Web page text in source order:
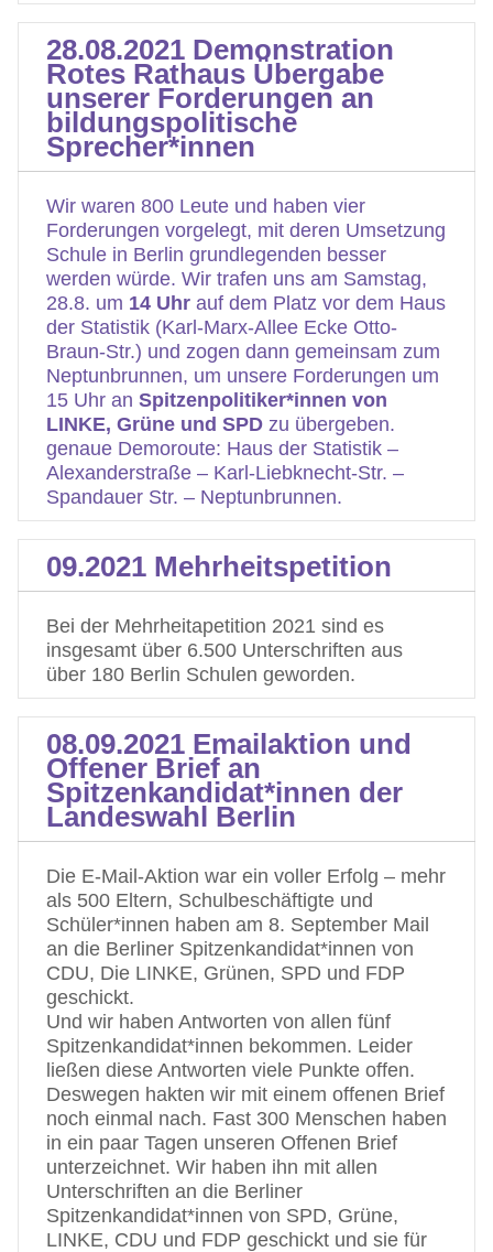
28.08.2021 Demonstration
Rotes Rathaus Übergabe
unserer Forderungen an
bildungspolitische
Sprecher*innen
Wir waren 800 Leute und haben vier
Forderungen vorgelegt, mit deren Umsetzung
Schule in Berlin grundlegenden besser
werden würde. Wir trafen uns am Samstag,
28.8. um 14 Uhr auf dem Platz vor dem Haus
der Statistik (Karl-Marx-Allee Ecke Otto-
Braun-Str.) und zogen dann gemeinsam zum
Neptunbrunnen, um unsere Forderungen um
15 Uhr an Spitzenpolitiker*innen von
LINKE, Grüne und SPD zu übergeben.
genaue Demoroute: Haus der Statistik –
Alexanderstraße – Karl-Liebknecht-Str. –
Spandauer Str. – Neptunbrunnen.
09.2021 Mehrheitspetition
Bei der Mehrheitapetition 2021 sind es
insgesamt über 6.500 Unterschriften aus
über 180 Berlin Schulen geworden.
08.09.2021 Emailaktion und
Offener Brief an
Spitzenkandidat*innen der
Landeswahl Berlin
Die E-Mail-Aktion war ein voller Erfolg – mehr
als 500 Eltern, Schulbeschäftigte und
Schüler*innen haben am 8. September Mail
an die Berliner Spitzenkandidat*innen von
CDU, Die LINKE, Grünen, SPD und FDP
geschickt.
Und wir haben Antworten von allen fünf
Spitzenkandidat*innen bekommen. Leider
ließen diese Antworten viele Punkte offen.
Deswegen hakten wir mit einem offenen Brief
noch einmal nach. Fast 300 Menschen haben
in ein paar Tagen unseren Offenen Brief
unterzeichnet. Wir haben ihn mit allen
Unterschriften an die Berliner
Spitzenkandidat*innen von SPD, Grüne,
LINKE, CDU und FDP geschickt und sie für